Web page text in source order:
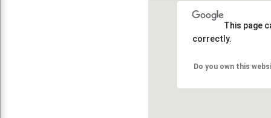
This page
correctly.
Do you own this